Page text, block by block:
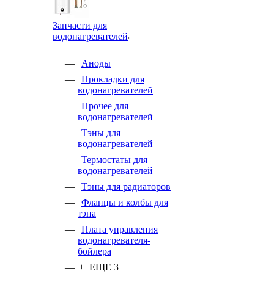
Запчасти для
водонагревателей
Аноды
Прокладки для
водонагревателей
Прочее для
водонагревателей
Тэны для
водонагревателей
Термостаты для
водонагревателей
Тэны для радиаторов
Фланцы и колбы для
тэна
Плата управления
водонагревателя-
бойлера
+ ЕЩЕ 3